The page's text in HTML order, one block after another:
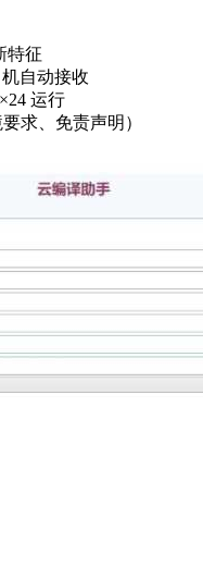
特征
自动接收
运行
求、免责声明）